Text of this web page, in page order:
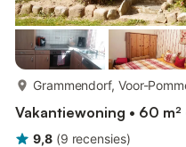
Grammendorf, Voor-
Vakantiewoning • 60 m²
9,8 (9 recensies)